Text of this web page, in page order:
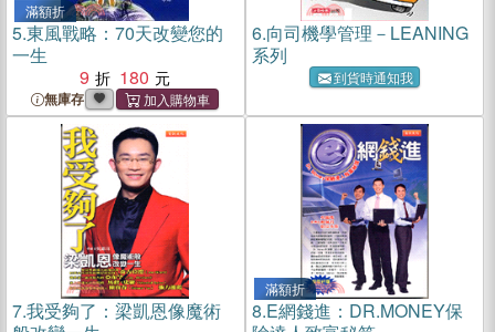
滿額折
5.東風戰略：70天改變您的
一生
9
180
無庫存
6.向司機學管理－LEANING
系列
到貨時通知我
7.我受夠了：梁凱恩像魔術
滿額折
8.E網錢進：DR.MONEY保